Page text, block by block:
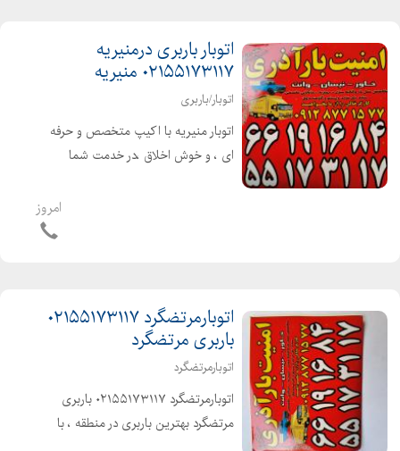
اتوبار باربری درمنیریه
۰۲۱۵۵۱۷۳۱۱۷ منیریه
اتوبار/باربری
اتوبار منیریه با اکیپ متخصص و حرفه
ای ، و خوش اخلاق ،در خدمت شما
شهرستان با بیمه و بارنامه دولتی انواعامروز
اتوبارمرتضگرد ۰۲۱۵۵۱۷۳۱۱۷
باربری مرتضگرد
اتوبارمرتضگرد
اتوبارمرتضگرد ۰۲۱۵۵۱۷۳۱۱۷ باربری
مرتضگرد بهترین باربری در منطقه ، با